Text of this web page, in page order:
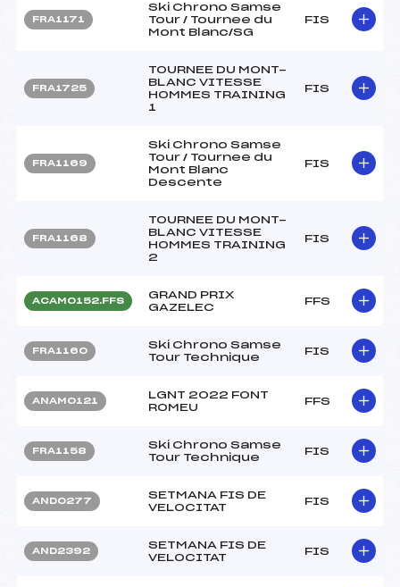
FRA1171
Ski Chrono Samse
Tour / Tournee du
Mont Blanc/SG
FIS
FRA1725
TOURNEE DU MONT-
BLANC VITESSE
HOMMES TRAINING
1
FIS
FRA1169
Ski Chrono Samse
Tour / Tournee du
Mont Blanc
Descente
FIS
FRA1168
TOURNEE DU MONT-
BLANC VITESSE
HOMMES TRAINING
2
FIS
ACAM0152.FFS
GRAND PRIX
GAZELEC
FFS
FRA1160
Ski Chrono Samse
Tour Technique
FIS
ANAM0121
LGNT 2022 FONT
ROMEU
FFS
FRA1158
Ski Chrono Samse
Tour Technique
FIS
AND0277
SETMANA FIS DE
VELOCITAT
FIS
AND2392
SETMANA FIS DE
VELOCITAT
FIS